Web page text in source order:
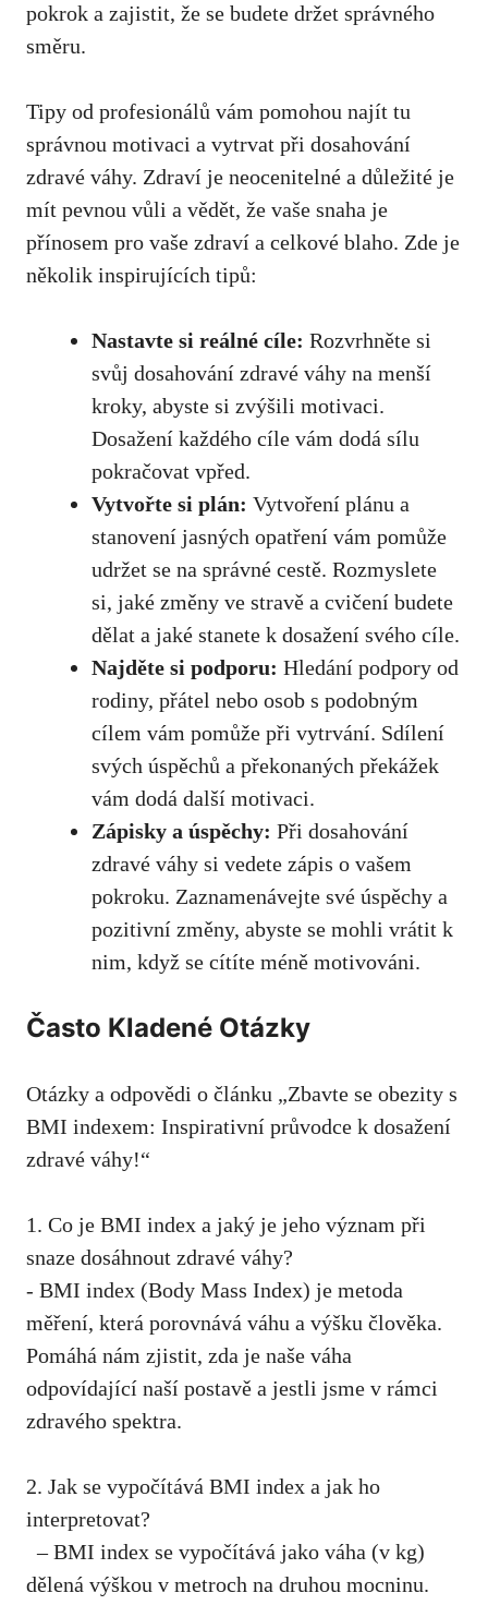
pokrok a zajistit, že se⁤ budete držet správného
směru.
Tipy⁣ od profesionálů vám ‌pomohou najít tu
správnou motivaci ​a vytrvat při dosahování
zdravé váhy. Zdraví je neocenitelné a důležité ⁣je
mít pevnou vůli a vědět, ​že vaše snaha je
přínosem pro⁤ vaše zdraví a celkové blaho. Zde je
⁣několik inspirujících tipů:
Nastavte si ‍reálné cíle: Rozvrhněte si
svůj dosahování zdravé váhy na menší
kroky, abyste si zvýšili ⁢motivaci.
Dosažení každého ​cíle vám dodá sílu
pokračovat vpřed.
Vytvořte ⁤si plán: Vytvoření‍ plánu a
stanovení jasných opatření vám pomůže
udržet se na správné‍ cestě. Rozmyslete
si, jaké změny ve stravě a cvičení budete
dělat a jaké stanete k dosažení ⁤svého cíle.
Najděte si podporu: Hledání ‌podpory od
rodiny, přátel nebo osob s podobným
cílem vám pomůže při vytrvání. Sdílení
svých úspěchů a překonaných překážek
vám ⁢dodá další motivaci.
Zápisky a úspěchy: Při ​dosahování
zdravé váhy si ⁢vedete zápis o vašem
pokroku. Zaznamenávejte své ​úspěchy a
pozitivní změny, abyste⁤ se mohli vrátit k
nim, když ⁣se cítíte méně motivováni.
Často Kladené Otázky
Otázky‌ a odpovědi o článku „Zbavte se obezity s
BMI indexem: Inspirativní průvodce k dosažení
zdravé váhy!“
1. Co je BMI index a jaký je jeho význam při
snaze dosáhnout zdravé váhy?
-‌ BMI index​ (Body Mass Index) je metoda
měření, která porovnává váhu a ​výšku člověka.
Pomáhá nám zjistit, zda je naše váha
odpovídající naší postavě a jestli jsme v rámci
zdravého spektra.
2. Jak se vypočítává BMI index a jak ho
interpretovat?
​ ‌ – BMI index se vypočítává jako váha (v kg)
dělená výškou v metroch na druhou mocninu.